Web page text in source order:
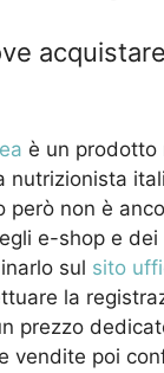
è un prodotto
nutrizionista
però non è
e-shop e dei
sul sito
la
prezzo
vendite poi